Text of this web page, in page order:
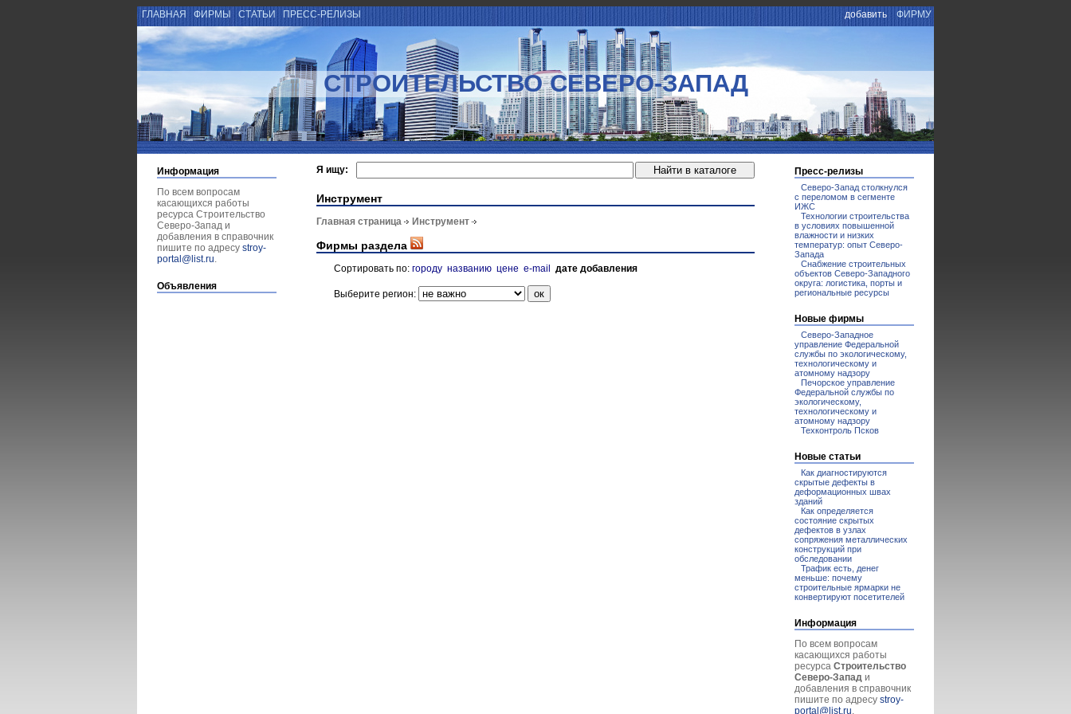
ГЛАВНАЯ ФИРМЫ СТАТЬИ ПРЕСС-РЕЛИЗЫ добавить ФИРМУ
СТРОИТЕЛЬСТВО СЕВЕРО-ЗАПАД
Информация
По всем вопросам
касающихся работы
ресурса Строительство
Северо-Запад и
добавления в справочник
пишите по адресу stroy-
portal@list.ru.
Объявления
Я ищу:
Инструмент
Главная страница Инструмент
Фирмы раздела
Сортировать по: городу названию цене e-mail дате добавления
Выберите регион:
Пресс-релизы
Северо-Запад столкнулся
с переломом в сегменте
ИЖС
Технологии строительства
в условиях повышенной
влажности и низких
температур: опыт Северо-
Запада
Снабжение строительных
объектов Северо-Западного
округа: логистика, порты и
региональные ресурсы
Новые фирмы
Северо-Западное
управление Федеральной
службы по экологическому,
технологическому и
атомному надзору
Печорское управление
Федеральной службы по
экологическому,
технологическому и
атомному надзору
Техконтроль Псков
Новые статьи
Как диагностируются
скрытые дефекты в
деформационных швах
зданий
Как определяется
состояние скрытых
дефектов в узлах
сопряжения металлических
конструкций при
обследовании
Трафик есть, денег
меньше: почему
строительные ярмарки не
конвертируют посетителей
Информация
По всем вопросам
касающихся работы
ресурса Строительство
Северо-Запад и
добавления в справочник
пишите по адресу stroy-
portal@list.ru.